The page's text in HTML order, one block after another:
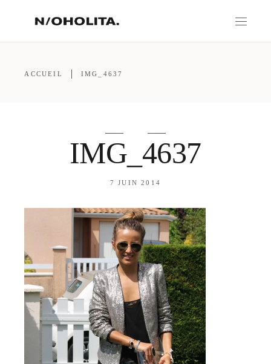
ACCUEIL IMG_4637
IMG_4637
7 JUIN 2014